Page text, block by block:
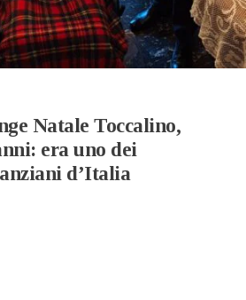
Natale Toccalino,
era uno dei
d’Italia